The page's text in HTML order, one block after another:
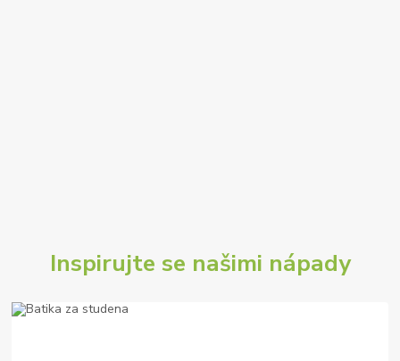
Inspirujte se našimi nápady